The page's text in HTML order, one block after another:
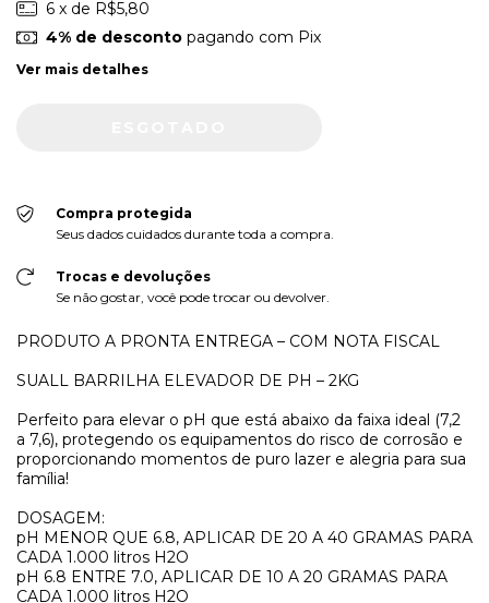
6 x de R$5,80
4% de descontopagando com Pix
Ver mais detalhes
Compra protegida
Seus dados cuidados durante toda a compra.
Trocas e devoluções
Se não gostar, você pode trocar ou devolver.
PRODUTO A PRONTA ENTREGA – COM NOTA FISCAL
SUALL BARRILHA ELEVADOR DE PH – 2KG
Perfeito para elevar o pH que está abaixo da faixa ideal (7,2
a 7,6), protegendo os equipamentos do risco de corrosão e
proporcionando momentos de puro lazer e alegria para sua
família!
DOSAGEM:
pH MENOR QUE 6.8, APLICAR DE 20 A 40 GRAMAS PARA
CADA 1.000 litros H2O
pH 6.8 ENTRE 7.0, APLICAR DE 10 A 20 GRAMAS PARA
CADA 1.000 litros H2O